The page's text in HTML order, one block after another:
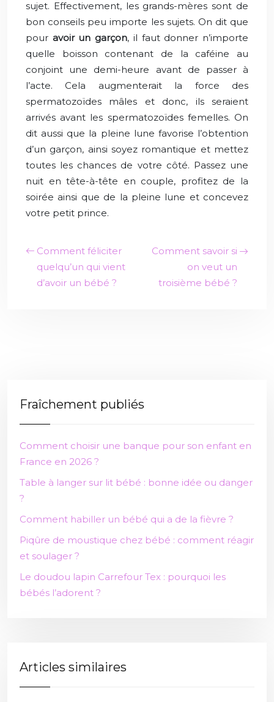
sujet. Effectivement, les grands-mères sont de
bon conseils peu importe les sujets. On dit que
pour avoir un garçon, il faut donner n’importe
quelle boisson contenant de la caféine au
conjoint une demi-heure avant de passer à
l’acte. Cela augmenterait la force des
spermatozoïdes mâles et donc, ils seraient
arrivés avant les spermatozoïdes femelles. On
dit aussi que la pleine lune favorise l’obtention
d’un garçon, ainsi soyez romantique et mettez
toutes les chances de votre côté. Passez une
nuit en tête-à-tête en couple, profitez de la
soirée ainsi que de la pleine lune et concevez
votre petit prince.
Comment féliciter
quelqu’un qui vient
d’avoir un bébé ?
Comment savoir si
on veut un
troisième bébé ?
Fraîchement publiés
Comment choisir une banque pour son enfant en
France en 2026 ?
Table à langer sur lit bébé : bonne idée ou danger
?
Comment habiller un bébé qui a de la fièvre ?
Piqûre de moustique chez bébé : comment réagir
et soulager ?
Le doudou lapin Carrefour Tex : pourquoi les
bébés l’adorent ?
Articles similaires